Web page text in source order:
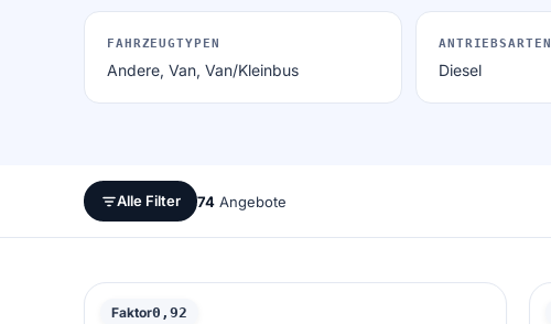
FAHRZEUGTYPEN
Andere, Van, Van/Kleinbus
ANTRIEBSARTEN
Diesel
Alle Filter 74 Angebote
Faktor0,92
CITROËN